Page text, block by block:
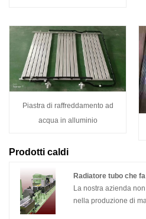
Piastra di raffreddamento ad
acqua in alluminio
Prodotti caldi
Radiatore tubo che
La nostra azienda
nella produzione di